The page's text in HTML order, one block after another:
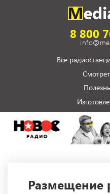
8 800
Все
Размещение